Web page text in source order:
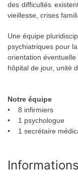
des difficultés
vieillesse, crises
Une équipe
psychiatriques pour
orientation
hôpital de jour, unité
Notre équipe
• 8 infirmiers
• 1 psychologue
• 1 secrétaire